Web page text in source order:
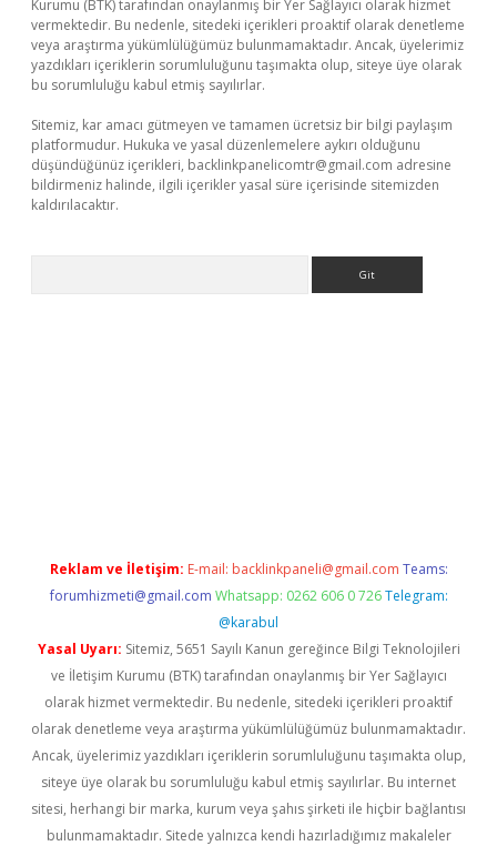
Kurumu (BTK) tarafından onaylanmış bir Yer Sağlayıcı olarak hizmet
vermektedir. Bu nedenle, sitedeki içerikleri proaktif olarak denetleme
veya araştırma yükümlülüğümüz bulunmamaktadır. Ancak, üyelerimiz
yazdıkları içeriklerin sorumluluğunu taşımakta olup, siteye üye olarak
bu sorumluluğu kabul etmiş sayılırlar.
Sitemiz, kar amacı gütmeyen ve tamamen ücretsiz bir bilgi paylaşım
platformudur. Hukuka ve yasal düzenlemelere aykırı olduğunu
düşündüğünüz içerikleri, backlinkpanelicomtr@gmail.com adresine
bildirmeniz halinde, ilgili içerikler yasal süre içerisinde sitemizden
kaldırılacaktır.
Reklam ve İletişim: E-mail: backlinkpaneli@gmail.com Teams:
forumhizmeti@gmail.com Whatsapp: 0262 606 0 726 Telegram:
@karabul
Yasal Uyarı: Sitemiz, 5651 Sayılı Kanun gereğince Bilgi Teknolojileri
ve İletişim Kurumu (BTK) tarafından onaylanmış bir Yer Sağlayıcı
olarak hizmet vermektedir. Bu nedenle, sitedeki içerikleri proaktif
olarak denetleme veya araştırma yükümlülüğümüz bulunmamaktadır.
Ancak, üyelerimiz yazdıkları içeriklerin sorumluluğunu taşımakta olup,
siteye üye olarak bu sorumluluğu kabul etmiş sayılırlar. Bu internet
sitesi, herhangi bir marka, kurum veya şahıs şirketi ile hiçbir bağlantısı
bulunmamaktadır. Sitede yalnızca kendi hazırladığımız makaleler